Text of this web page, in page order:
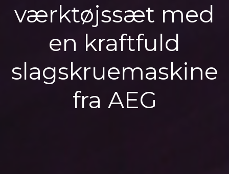
værktøjssæt med
en kraftfuld
slagskruemaskine
fra AEG